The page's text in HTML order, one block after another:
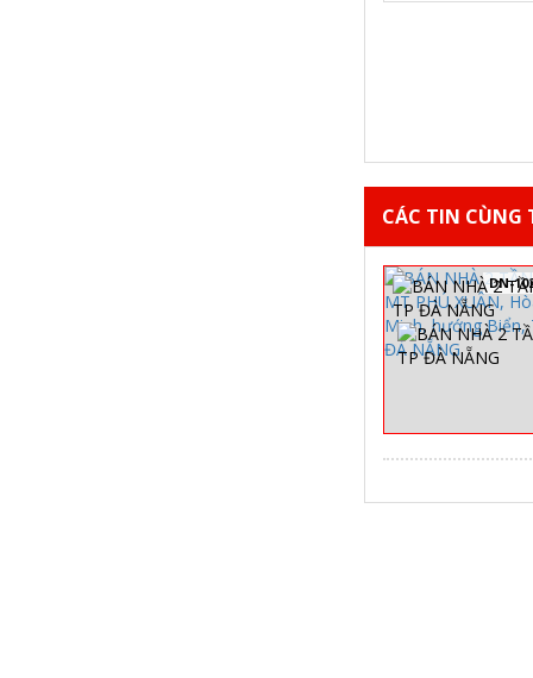
CÁC TIN CÙNG
DN-